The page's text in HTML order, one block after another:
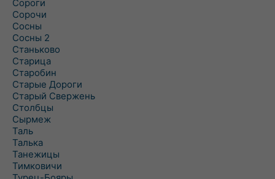
Сороги
Сорочи
Сосны
Сосны 2
Станьково
Старица
Старобин
Старые Дороги
Старый Свержень
Столбцы
Сырмеж
Таль
Талька
Танежицы
Тимковичи